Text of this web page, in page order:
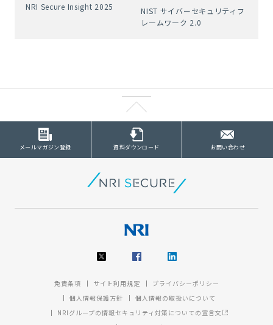
NRI Secure Insight 2025
NIST サイバーセキュリティフ
レームワーク 2.0
メールマガジン登録 資料ダウンロード お問い合わせ
免責条項 サイト利用規定
プライバシーポリシー
個人情報保護方針
個人情報の取扱いについて
NRIグループの情報セキュリティ対策についての宣言文